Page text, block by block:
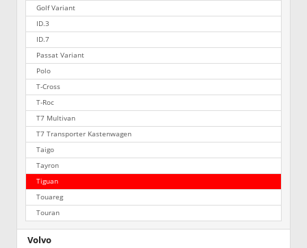
Golf Variant
ID.3
ID.7
Passat Variant
Polo
T-Cross
T-Roc
T7 Multivan
T7 Transporter Kastenwagen
Taigo
Tayron
Tiguan
Touareg
Touran
Volvo